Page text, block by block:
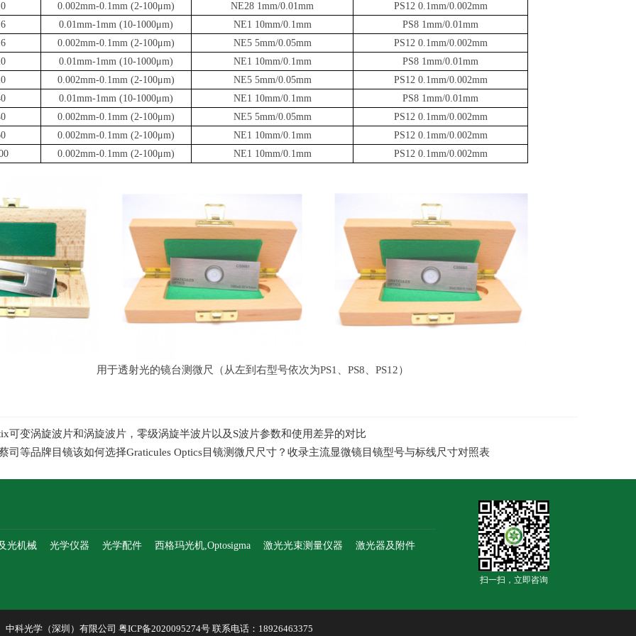
0.002mm-0.1mm (2-100μm) NE28 1mm/0.01mm
PS12 0.1mm/0.002mm
0.01mm-1mm (10-1000μm) NE1 10mm/0.1mm
PS8 1mm/0.01mm
0.002mm-0.1mm (2-100μm) NE5 5mm/0.05mm
PS12 0.1mm/0.002mm
0.01mm-1mm (10-1000μm) NE1 10mm/0.1mm
PS8 1mm/0.01mm
0.002mm-0.1mm (2-100μm) NE5 5mm/0.05mm
PS12 0.1mm/0.002mm
0.01mm-1mm (10-1000μm) NE1 10mm/0.1mm
PS8 1mm/0.01mm
0.002mm-0.1mm (2-100μm) NE5 5mm/0.05mm
PS12 0.1mm/0.002mm
0.002mm-0.1mm (2-100μm) NE1 10mm/0.1mm
PS12 0.1mm/0.002mm
0.002mm-0.1mm (2-100μm) NE1 10mm/0.1mm PS12 0.1mm/0.002mm
用于透射光的镜台测微尺（从左到右型号依次为PS1 PS8 PS12）
可变涡旋波片和涡旋波片，零级涡旋半波片以及S波片参数和使用差异的对比
司等品牌目镜该如何选择Graticules Optics目镜测微尺尺寸？收录主流显微镜目镜型号与标线尺寸对照表
光机械 光学仪器 光学配件 西格玛光机,Optosigma 激光光束测量仪器 激光器及附件
扫一扫，立即咨询
中科光学（深圳）有限公司 粤ICP备2020095274号联系电话：18926463375